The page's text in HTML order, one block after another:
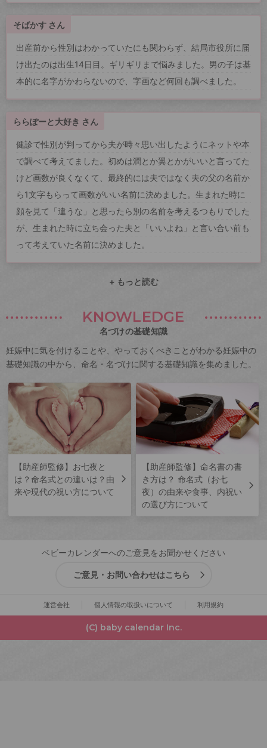
そばかす さん
出産前から性別はわかっていたにも関わらず、結局市役所に届
け出たのは出生14日目。ギリギリまで悩みました。男の子は基
本的に名字がかわらないので、字画など何回も調べました。
ららぽーと大好き さん
健診で性別が判ってから夫が時々思い出したようにネットや本
で調べて考えてました。初めは潤とか翼とかがいいと言ってた
けど画数が良くなくて、最終的には夫ではなく夫の父の名前か
ら1文字もらって画数がいい名前に決めました。生まれた時に
顔を見て「違うな」と思ったら別の名前を考えるつもりでした
が、生まれた時に立ち会った夫と「いいよね」と言い合い前も
って考えていた名前に決めました。
+ もっと読む
KNOWLEDGE
名づけの基礎知識
妊娠中に気を付けることや、やっておくべきことがわかる妊娠中の
基礎知識の中から、命名・名づけに関する基礎知識を集めました。
【助産師監修】お七夜と
は？命名式との違いは？由
来や現代の祝い方について
【助産師監修】命名書の書
き方は？ 命名式（お七
夜）の由来や食事、内祝い
の選び方について
ベビーカレンダーへのご意見をお聞かせください
ご意見・お問い合わせはこちら
運営会社 個人情報の取扱いについて 利用規約
(C) baby calendar Inc.